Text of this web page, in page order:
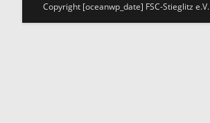
Copyright [oceanwp_date] FSC-Stieglitz e.V.